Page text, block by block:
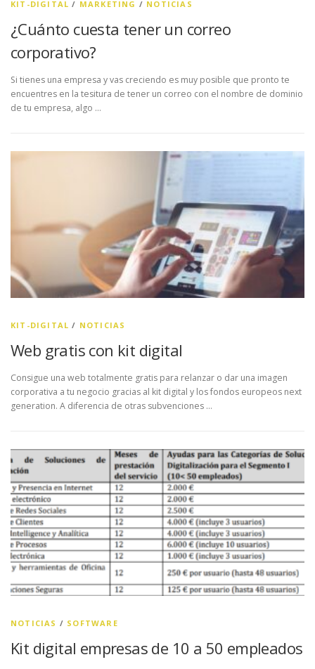
KIT-DIGITAL / MARKETING / NOTICIAS
¿Cuánto cuesta tener un correo
corporativo?
Si tienes una empresa y vas creciendo es muy posible que pronto te
encuentres en la tesitura de tener un correo con el nombre de dominio
de tu empresa, algo …
KIT-DIGITAL / NOTICIAS
Web gratis con kit digital
Consigue una web totalmente gratis para relanzar o dar una imagen
corporativa a tu negocio gracias al kit digital y los fondos europeos next
generation. A diferencia de otras subvenciones …
NOTICIAS / SOFTWARE
Kit digital empresas de 10 a 50 empleados